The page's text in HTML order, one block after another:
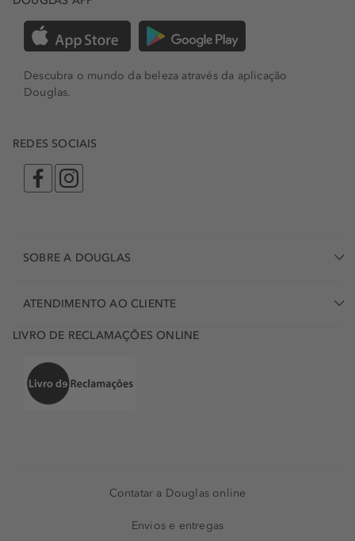
Descubra o mundo da beleza através da aplicação
Douglas.
REDES SOCIAIS
SOBRE A DOUGLAS
ATENDIMENTO AO CLIENTE
LIVRO DE RECLAMAÇÕES ONLINE
Contatar a Douglas online
Envios e entregas